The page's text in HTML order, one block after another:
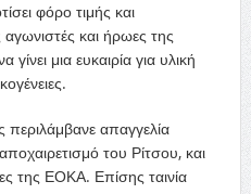
φόρο τιμής και
και ήρωες της
μια ευκαιρία για υλική
απαγγελία
του Ρίτσου, και
της ΕΟΚΑ. Επίσης ταινία